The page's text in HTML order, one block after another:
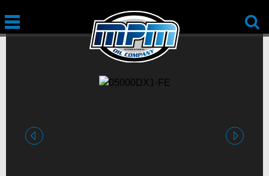
vorige nächste